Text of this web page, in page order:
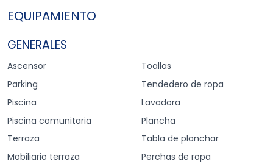
EQUIPAMIENTO
GENERALES
Ascensor
Parking
Piscina
Piscina comunitaria
Terraza
Mobiliario terraza
Toallas
Tendedero de ropa
Lavadora
Plancha
Tabla de planchar
Perchas de ropa